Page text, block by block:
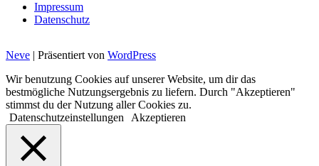
Impressum
Datenschutz
Neve | Präsentiert von WordPress
Wir benutzung Cookies auf unserer Website, um dir das
bestmögliche Nutzungsergebnis zu liefern. Durch "Akzeptieren"
stimmst du der Nutzung aller Cookies zu.
Datenschutzeinstellungen
Akzeptieren